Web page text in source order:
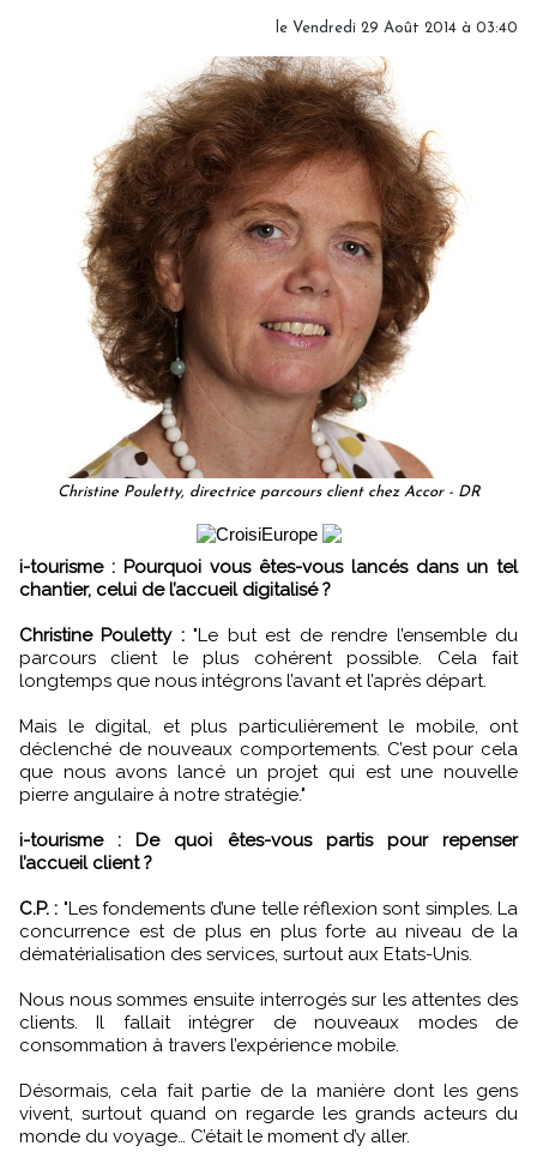
le Vendredi 29 Août 2014 à 03:40
Christine Pouletty, directrice parcours client chez Accor - DR
i-tourisme : Pourquoi vous êtes-vous lancés dans un tel
chantier, celui de l’accueil digitalisé ?
Christine Pouletty :"Le but est de rendre l’ensemble du
parcours client le plus cohérent possible. Cela fait
longtemps que nous intégrons l’avant et l’après départ.
Mais le digital, et plus particulièrement le mobile, ont
déclenché de nouveaux comportements. C’est pour cela
que nous avons lancé un projet qui est une nouvelle
pierre angulaire à notre stratégie."
i-tourisme : De quoi êtes-vous partis pour repenser
l’accueil client ?
C.P. : "Les fondements d’une telle réflexion sont simples. La
concurrence est de plus en plus forte au niveau de la
dématérialisation des services, surtout aux Etats-Unis.
Nous nous sommes ensuite interrogés sur les attentes des
clients. Il fallait intégrer de nouveaux modes de
consommation à travers l’expérience mobile.
Désormais, cela fait partie de la manière dont les gens
vivent, surtout quand on regarde les grands acteurs du
monde du voyage… C’était le moment d’y aller.